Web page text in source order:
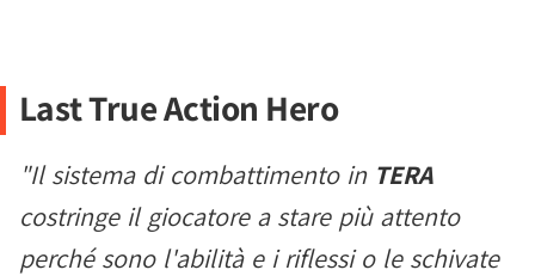
Last True Action Hero
"Il sistema di combattimento in TERA
costringe il giocatore a stare più attento
perché sono l'abilità e i riflessi o le schivate